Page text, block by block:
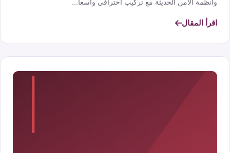
وأنظمة الأمن الحديثة مع تركيب احترافي وأسعا...
اقرأ المقال